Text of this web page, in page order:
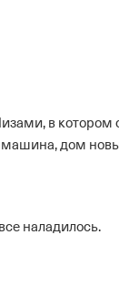
в котором
дом
наладилось.